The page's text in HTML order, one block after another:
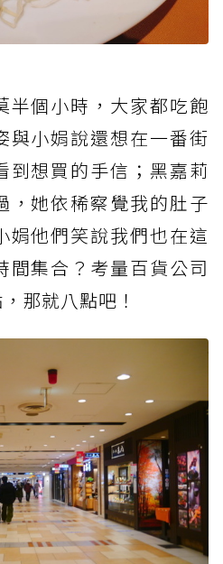
半個小時，大家都吃飽
與小娟說還想在一番街
到想買的手信；黑嘉莉
，她依稀察覺我的肚子
娟他們笑說我們也在這
間集合？考量百貨公司
那就八點吧！